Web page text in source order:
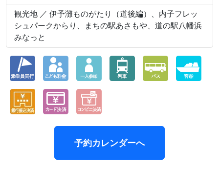
観光地 ／ 伊予灘ものがたり（道後編）、内子フレッ
シュパークからり、まちの駅あさもや、道の駅八幡浜
みなっと
予約カレンダーへ